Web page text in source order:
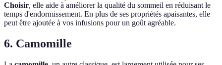
Choisir, elle aide à améliorer la qualité du sommeil en réduisant le
temps d'endormissement. En plus de ses propriétés apaisantes, elle
peut être ajoutée à vos infusions pour un goût agréable.
6. Camomille